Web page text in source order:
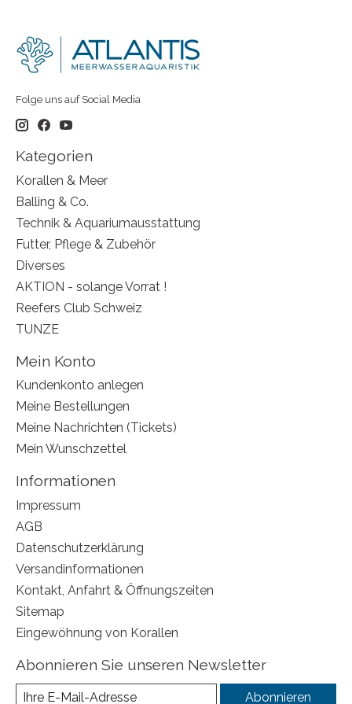
Folge uns auf Social Media
Kategorien
Korallen & Meer
Balling & Co.
Technik & Aquariumausstattung
Futter, Pflege & Zubehör
Diverses
AKTION - solange Vorrat !
Reefers Club Schweiz
TUNZE
Mein Konto
Kundenkonto anlegen
Meine Bestellungen
Meine Nachrichten (Tickets)
Mein Wunschzettel
Informationen
Impressum
AGB
Datenschutzerklärung
Versandinformationen
Kontakt, Anfahrt & Öffnungszeiten
Sitemap
Eingewöhnung von Korallen
Abonnieren Sie unseren Newsletter
Abonnieren